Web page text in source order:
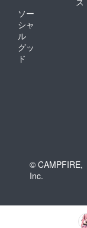
ソー
シャ
ル
グッ
ド
© CAMPFIRE,
Inc.